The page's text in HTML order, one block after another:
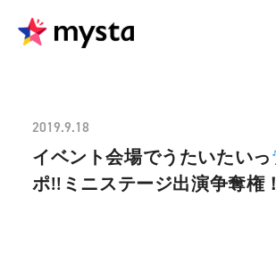
2019.9.18
イベント会場でうたいたいっ
ポ!!ミニステージ出演争奪権！